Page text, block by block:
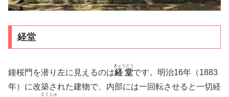
経堂
鐘桜門を潜り左に見えるのは経堂
きょうどう
です。明治16年（1883
年）に改築された建物で、内部には一回転させると一切経
どくじゅ